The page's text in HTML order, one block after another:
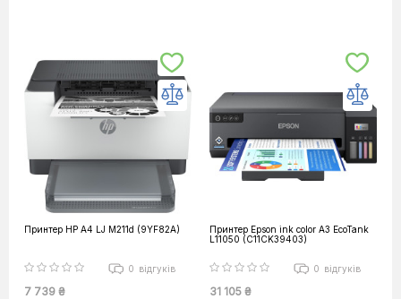
Принтер HP А4 LJ M211d (9YF82A)
0 відгуків
7 739 ₴
Принтер Epson ink color A3 EcoTank
L11050 (C11CK39403)
0 відгуків
31 105 ₴